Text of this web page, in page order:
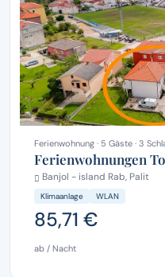
Ferienwohnung · 5 Gäste · 3
Ferienwohnungen
Banjol - island Rab, Palit
Klimaanlage WLAN
85,71 €
ab / Nacht